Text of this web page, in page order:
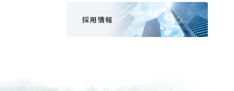
採用情報